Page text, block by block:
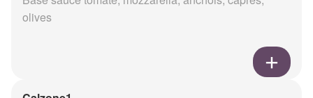
olives